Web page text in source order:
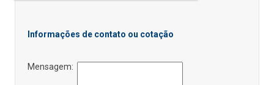
Informações de contato ou cotação
Mensagem: